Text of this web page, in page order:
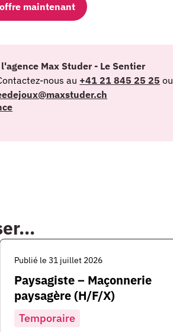
maintenant
Max Studer - Le Sentier
nous au +41 21 845 25 25 ou
Publié le 31 juillet 2026
Paysagiste – Maçonnerie
paysagère (H/F/X)
Temporaire